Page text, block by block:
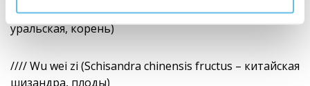
//// Gan cao (Glycyrrhiza uralensis radix – солодка
уральская, корень)
//// Wu wei zi (Schisandra chinensis fructus – китайская
шизандра, плоды)